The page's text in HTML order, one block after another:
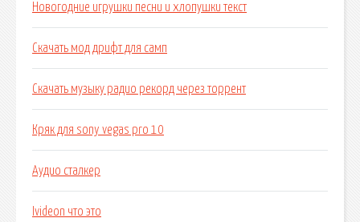
Новогодние игрушки песни и хлопушки текст
Скачать мод дрифт для самп
Скачать музыку радио рекорд через торрент
Кряк для sony vegas pro 10
Аудио сталкер
Ivideon что это